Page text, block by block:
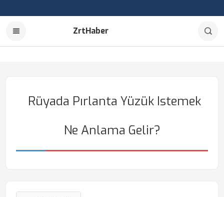
ZrtHaber
Rüyada Pırlanta Yüzük Istemek
Ne Anlama Gelir?